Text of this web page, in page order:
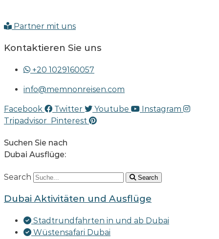
Partner mit uns
Kontaktieren Sie uns
+20 1029160057
info@memnonreisen.com
Facebook Twitter Youtube
Instagram
Tripadvisor Pinterest
Suchen Sie nach
Dubai Ausflüge:
Search Search
Dubai Aktivitäten und Ausflüge
Stadtrundfahrten in und ab Dubai
Wüstensafari Dubai